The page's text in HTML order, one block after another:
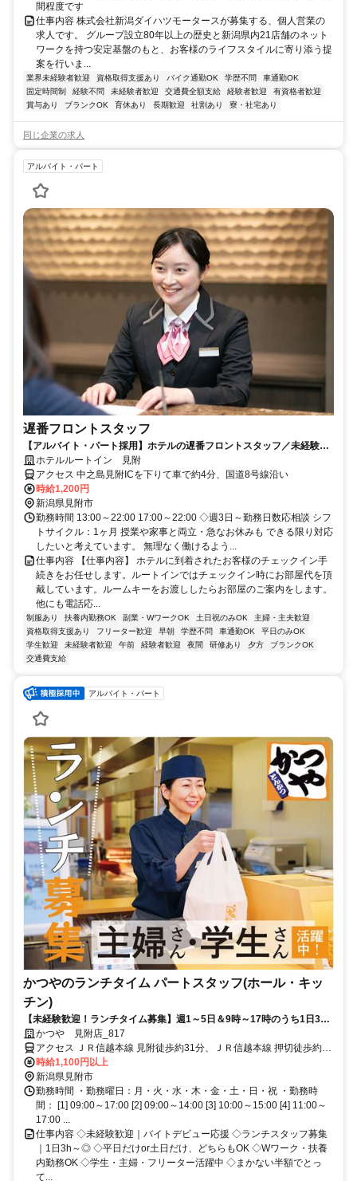
間程度です
仕事内容 株式会社新潟ダイハツモータースが募集する、個人営業の
求人です。 グループ設立80年以上の歴史と新潟県内21店舗のネット
ワークを持つ安定基盤のもと、お客様のライフスタイルに寄り添う提
案を行いま...
業界未経験者歓迎 資格取得支援あり バイク通勤OK 学歴不問
車通勤OK
固定時間制
経験不問 未経験者歓迎 交通費全額支給 経験者歓迎
有資格者歓迎
賞与あり
ブランクOK 育休あり 長期歓迎 社割あり 寮・社宅あり
同じ企業の求人
アルバイト・パート
遅番フロントスタッフ
【アルバイト・パート採用】ホテルの遅番フロントスタッフ／未経験歓
迎！働きながら接客スキルも身につく
ホテルルートイン 見附
アクセス 中之島見附ICを下りて車で約4分、国道8号線沿い
時給1,200円
新潟県見附市
勤務時間 13:00～22:00 17:00～22:00 ◇週3日～勤務日数応相談 シフ
トサイクル：1ヶ月 授業や家事と両立・急なお休みも できる限り対応
したいと考えています。 無理なく働けるよう...
仕事内容 【仕事内容】 ホテルに到着されたお客様のチェックイン手
続きをお任せします。ルートインではチェックイン時にお部屋代を頂
戴しています。ルームキーをお渡ししたらお部屋のご案内をします。
他にも電話応...
制服あり 扶養内勤務OK 副業・WワークOK 土日祝のみOK
主婦・主夫歓迎
資格取得支援あり
フリーター歓迎 早朝 学歴不問 車通勤OK
平日のみOK
学生歓迎
未経験者歓迎 午前 経験者歓迎 夜間 研修あり 夕方
ブランクOK
交通費支給
アルバイト・パート
かつやのランチタイム パートスタッフ(ホール・キッ
チン)
【未経験歓迎！ランチタイム募集】週1～5日＆9時～17時のうち1日3時
間～OK◇平日働ける方なお歓迎◇初バイト・久しぶりのお仕事復帰を応
援◇履歴書不要◇学生～ミドルまで幅広く活躍中◇まかないあり！ボリ
ュームたっぷりのメニューが半額で食べられる♪
かつや 見附店_817
アクセス ＪＲ信越本線 見附徒歩約31分、ＪＲ信越本線 押切徒歩約51
分、ＪＲ信越本線 帯織徒歩約73分 見附駅からバス10分、バス停「上
新田南（新潟県）」から徒歩3分／国道8号線沿い、中之島見附ICから
車で4分
時給1,100円以上
新潟県見附市
勤務時間 ・勤務曜日：月・火・水・木・金・土・日・祝 ・勤務時
間： [1] 09:00～17:00 [2] 09:00～14:00 [3] 10:00～15:00 [4] 11:00～
17:00 ...
仕事内容 ◇未経験歓迎｜バイトデビュー応援 ◇ランチスタッフ募集
｜1日3h～◎ ◇平日だけor土日だけ、どちらもOK ◇Wワーク・扶養
内勤務OK ◇学生・主婦・フリーター活躍中 ◇まかない半額でとっ
て...